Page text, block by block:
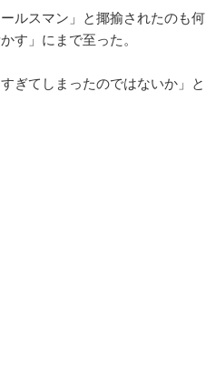
ルスマン」と揶揄されたのも何
す」にまで至った。
ぎてしまったのではないか」と